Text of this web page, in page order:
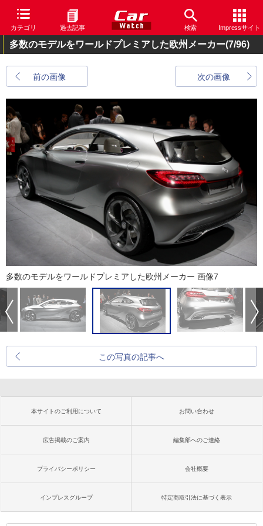
カテゴリ 過去記事 検索 Impressサイト
多数のモデルをワールドプレミアした欧州メーカー(7/96)
前の画像 次の画像
多数のモデルをワールドプレミアした欧州メーカー 画像7
この写真の記事へ
本サイトのご利用について お問い合わせ
広告掲載のご案内 編集部へのご連絡
プライバシーポリシー 会社概要
インプレスグループ 特定商取引法に基づく表示